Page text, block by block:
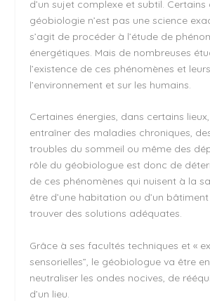
d’un sujet complexe et subtil.
géobiologie n’est pas une science
s’agit de procéder à l’étude de
énergétiques. Mais de nombreuses
l’existence de ces phénomènes et
l’environnement et sur les humains.
Certaines énergies, dans certains
entraîner des maladies chroniques,
troubles du sommeil ou même des
rôle du géobiologue est donc de
de ces phénomènes qui nuisent à la
être d’une habitation ou d’un
trouver des solutions adéquates.
Grâce à ses facultés techniques et «
sensorielles”, le géobiologue va être
neutraliser les ondes nocives, de
d’un lieu.